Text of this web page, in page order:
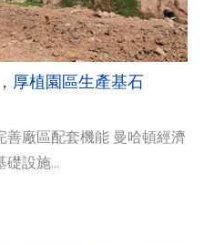
厚植園區生產基石
廠區配套機能 曼哈頓經濟
設施...